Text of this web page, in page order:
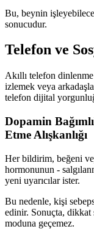
Bu, beynin
sonucudur.
Telefon ve
Akıllı telefon
izlemek veya
telefon dijital
Dopamin
Etme Alışkanlığı
Her bildirim, beğeni
hormonunun -
yeni uyarıcılar ister.
Bu nedenle, kişi
edinir. Sonuçta, dikkat
moduna geçemez.